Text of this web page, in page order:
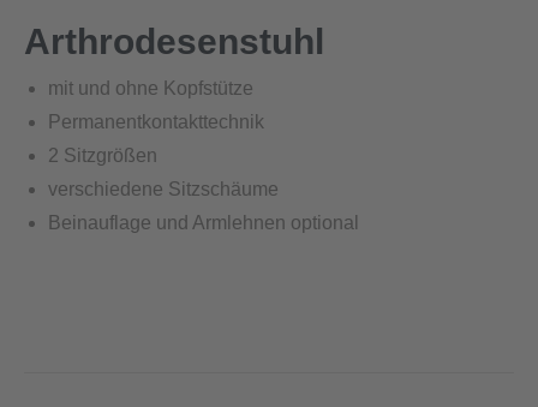
Arthrodesenstuhl
mit und ohne Kopfstütze
Permanentkontakttechnik
2 Sitzgrößen
verschiedene Sitzschäume
Beinauflage und Armlehnen optional